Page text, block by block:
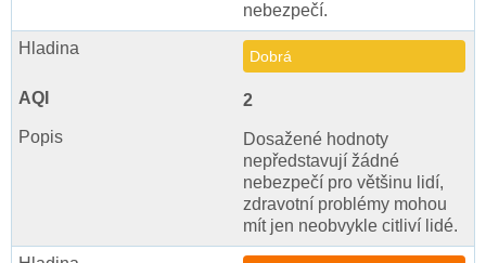
nebezpečí.
Dobrá
2
Dosažené hodnoty
nepředstavují žádné
nebezpečí pro většinu lidí,
zdravotní problémy mohou
mít jen neobvykle citliví lidé.